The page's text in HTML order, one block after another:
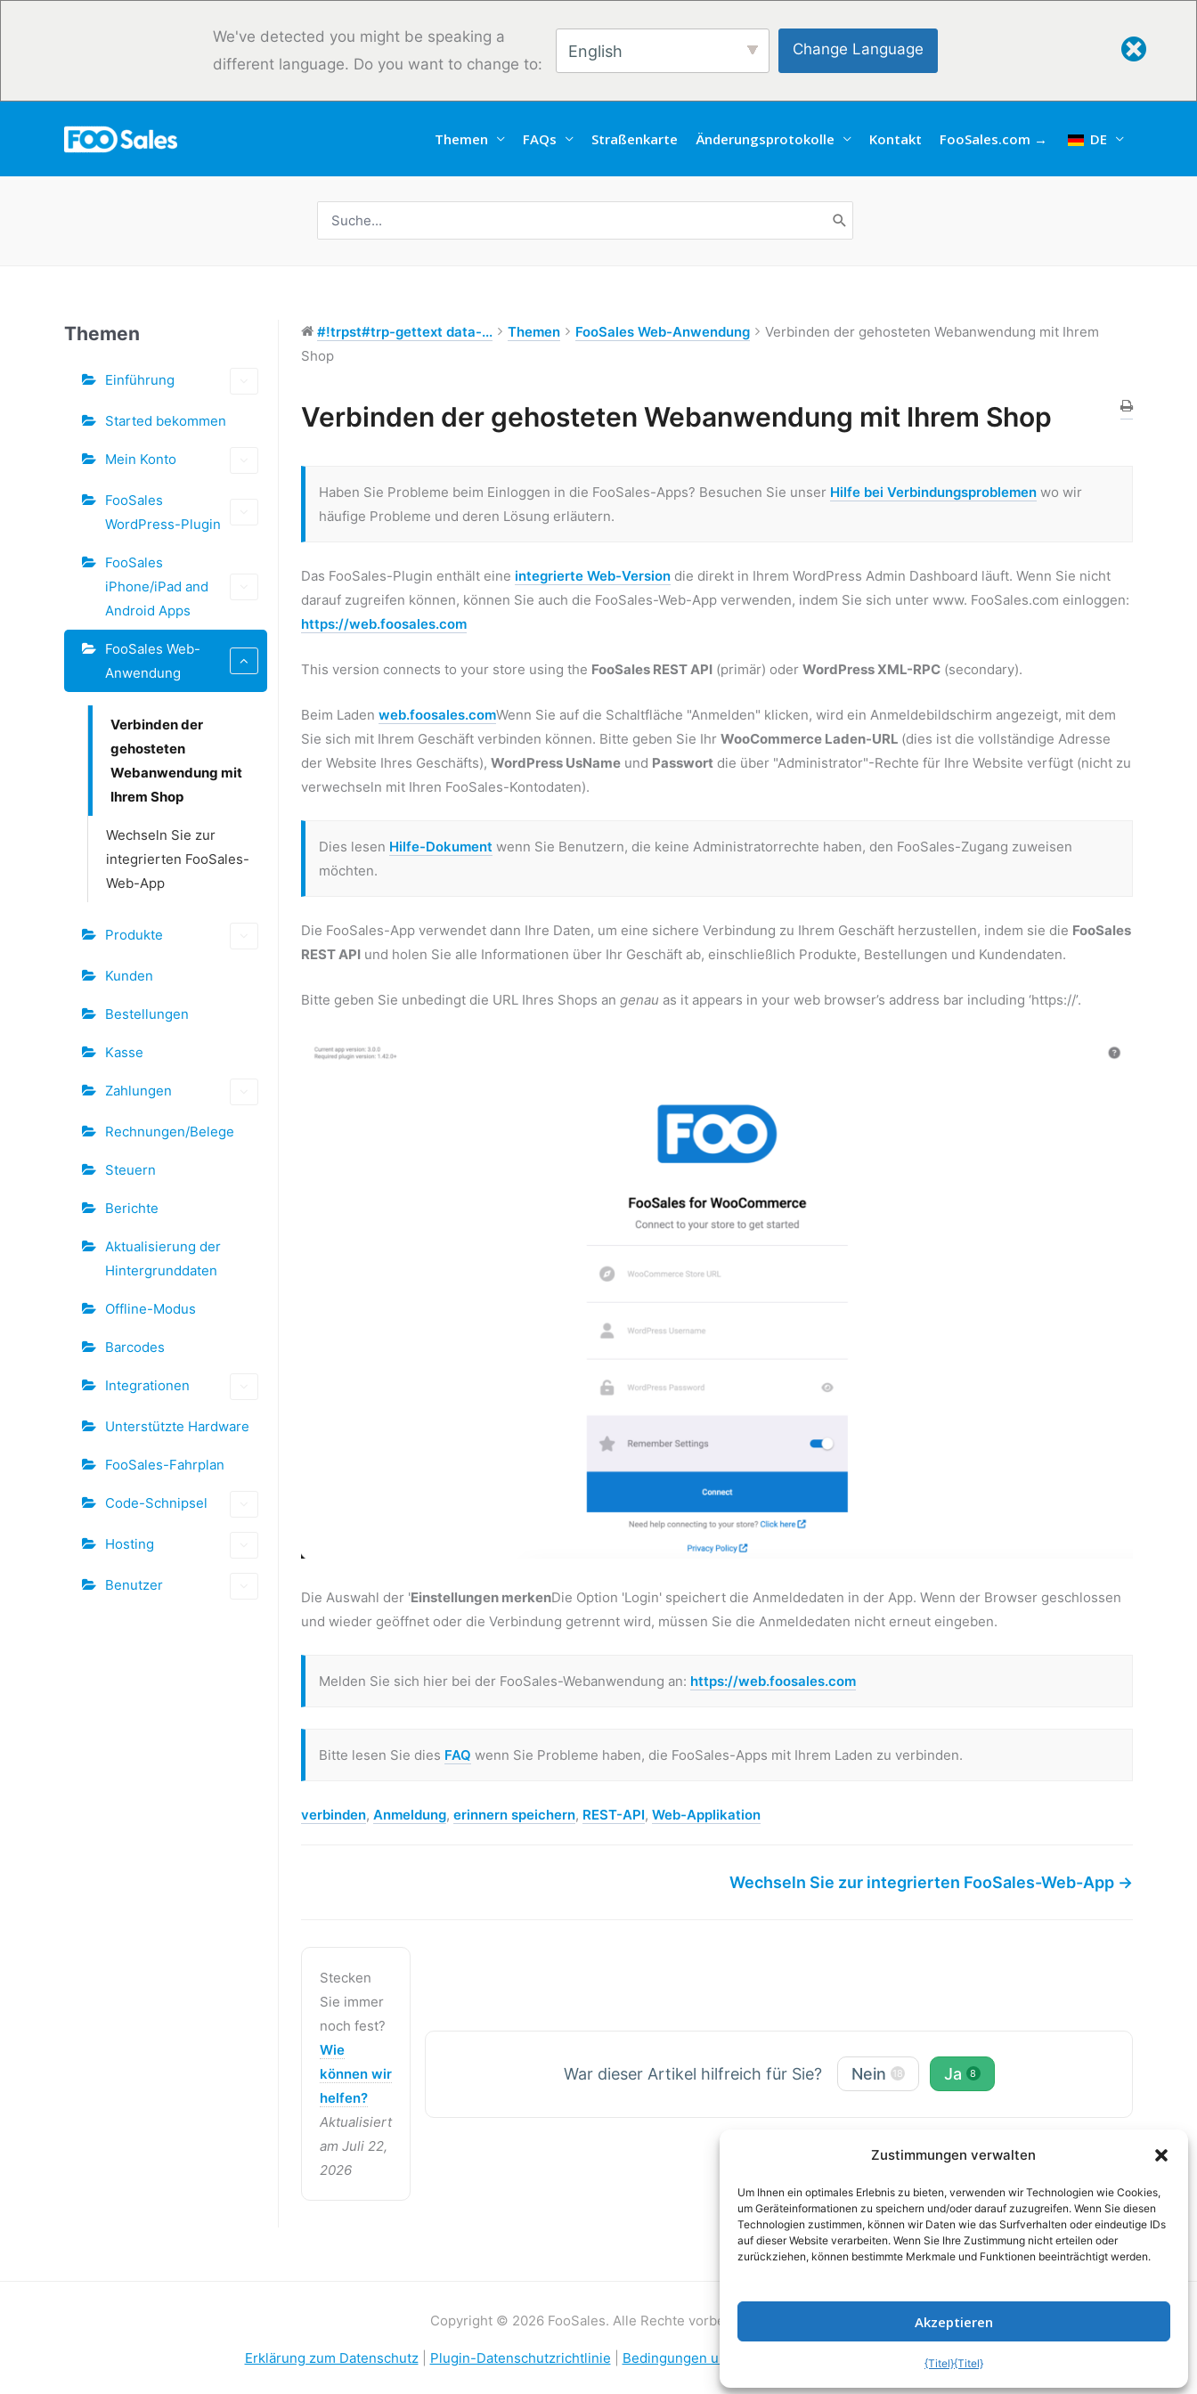
Zustimmungen verwalten
Um Ihnen ein optimales Erlebnis zu bieten, verwenden wir Technologien wie Cookies,
um Geräteinformationen zu speichern und/oder darauf zuzugreifen. Wenn Sie diesen
Technologien zustimmen, können wir Daten wie das Surfverhalten oder eindeutige IDs
auf dieser Website verarbeiten. Wenn Sie Ihre Zustimmung nicht erteilen oder
zurückziehen, können bestimmte Merkmale und Funktionen beeinträchtigt werden.
Akzeptieren
{Titel}{Titel}
We've detected you might be speaking a
different language. Do you want to change to:
English Change Language
Themen FAQs Straßenkarte Änderungsprotokolle Kontakt FooSales.com → DE
nach:
Themen
Einführung
Started bekommen
Mein Konto
FooSales
WordPress-Plugin
FooSales
iPhone/iPad and
Android Apps
FooSales Web-
Anwendung
Verbinden der
gehosteten
Webanwendung mit
Ihrem Shop
Wechseln Sie zur
integrierten FooSales-
Web-App
Produkte
Kunden
Bestellungen
Kasse
Zahlungen
Rechnungen/Belege
Steuern
Berichte
Aktualisierung der
Hintergrunddaten
Offline-Modus
Barcodes
Integrationen
Unterstützte Hardware
FooSales-Fahrplan
Code-Schnipsel
Hosting
Benutzer
#!trpst#trp-gettext data-... Themen FooSales Web-Anwendung
Verbinden der gehosteten Webanwendung mit Ihrem
Shop
Verbinden der gehosteten Webanwendung mit Ihrem Shop
Haben Sie Probleme beim Einloggen in die FooSales-Apps? Besuchen Sie unser Hilfe bei Verbindungsproblemen wo wir
häufige Probleme und deren Lösung erläutern.
Das FooSales-Plugin enthält eine integrierte Web-Version die direkt in Ihrem WordPress Admin Dashboard läuft. Wenn Sie nicht
darauf zugreifen können, können Sie auch die FooSales-Web-App verwenden, indem Sie sich unter www. FooSales.com einloggen:
https://web.foosales.com
This version connects to your store using the FooSales REST API (primär) oder WordPress XML-RPC (secondary).
Beim Laden web.foosales.comWenn Sie auf die Schaltfläche "Anmelden" klicken, wird ein Anmeldebildschirm angezeigt, mit dem
Sie sich mit Ihrem Geschäft verbinden können. Bitte geben Sie Ihr WooCommerce Laden-URL (dies ist die vollständige Adresse
der Website Ihres Geschäfts), WordPress UsName und Passwort die über "Administrator"-Rechte für Ihre Website verfügt (nicht zu
verwechseln mit Ihren FooSales-Kontodaten).
Dies lesen Hilfe-Dokument wenn Sie Benutzern, die keine Administratorrechte haben, den FooSales-Zugang zuweisen
möchten.
Die FooSales-App verwendet dann Ihre Daten, um eine sichere Verbindung zu Ihrem Geschäft herzustellen, indem sie die FooSales
REST API und holen Sie alle Informationen über Ihr Geschäft ab, einschließlich Produkte, Bestellungen und Kundendaten.
Bitte geben Sie unbedingt die URL Ihres Shops an genau as it appears in your web browser’s address bar including ‘https://’.
Die Auswahl der 'Einstellungen merkenDie Option 'Login' speichert die Anmeldedaten in der App. Wenn der Browser geschlossen
und wieder geöffnet oder die Verbindung getrennt wird, müssen Sie die Anmeldedaten nicht erneut eingeben.
Melden Sie sich hier bei der FooSales-Webanwendung an: https://web.foosales.com
Bitte lesen Sie dies FAQ wenn Sie Probleme haben, die FooSales-Apps mit Ihrem Laden zu verbinden.
Schlagwörter
verbinden, Anmeldung, erinnern speichern, REST-API, Web-Applikation
Navigation
Wechseln Sie zur integrierten FooSales-Web-App →
Stecken
Sie immer
noch fest?
Wie
können wir
helfen?
Aktualisiert
am Juli 22,
2026
War dieser Artikel hilfreich für Sie? Nein 18 Ja 8
Copyright © 2026 FooSales. Alle Rechte vorbehalten.
Erklärung zum Datenschutz| Plugin-Datenschutzrichtlinie Bedingungen und Konditionen Haftungsausschluss